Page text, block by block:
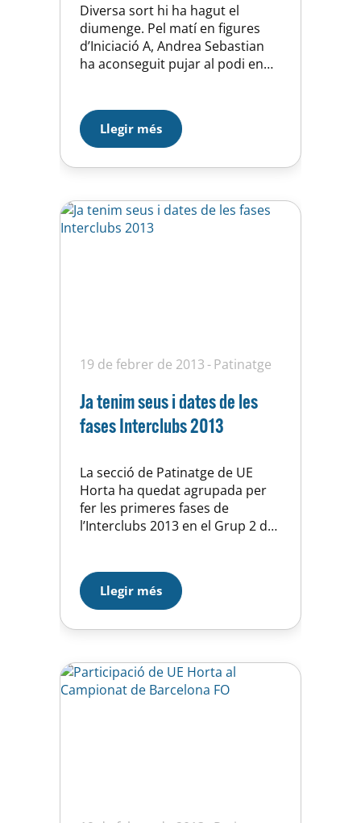
Diversa sort hi ha hagut el
diumenge. Pel matí en figures
d’Iniciació A, Andrea Sebastian
ha aconseguit pujar al podi en
mateixa categoria Alba Mas ha
finalitzat 16ena d’un total de 20
participants i Ada Rubió finalitza
9ena en categoria B menors. A la
Llegir més
19 de febrer de 2013 Patinatge
Ja tenim seus i dates de les
fases Interclubs 2013
La secció de Patinatge de UE
Horta ha quedat agrupada per
fer les primeres fases de
l’Interclubs 2013 en el Grup 2 de
CP· SANT ANDREU
LLAVANERES CPA· RONÇANA
CPALa 1ª fase serà el 24 de març
a Sant Pere de Riudebitlles
Llegir més